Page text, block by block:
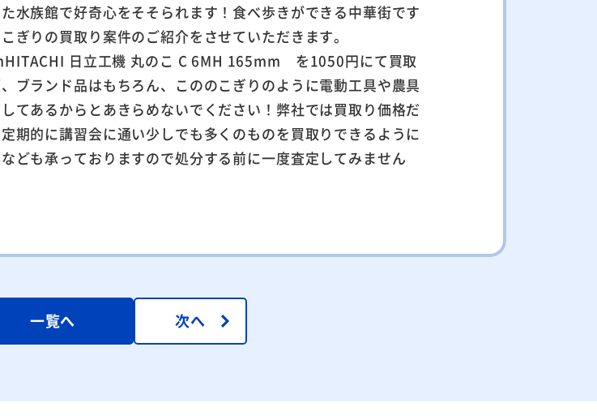
水族館で好奇心をそそられます！食べ歩きができる中華街です
りの買取り案件のご紹介をさせていただきます。
HITACHI 日立工機 丸のこ C 6MH 165mm を1050円にて買取
ブランド品はもちろん、こののこぎりのように電動工具や農具
てあるからとあきらめないでください！弊社では買取り価格だ
期的に講習会に通い少しでも多くのものを買取りできるように
ども承っておりますので処分する前に一度査定してみません
一覧へ 次へ